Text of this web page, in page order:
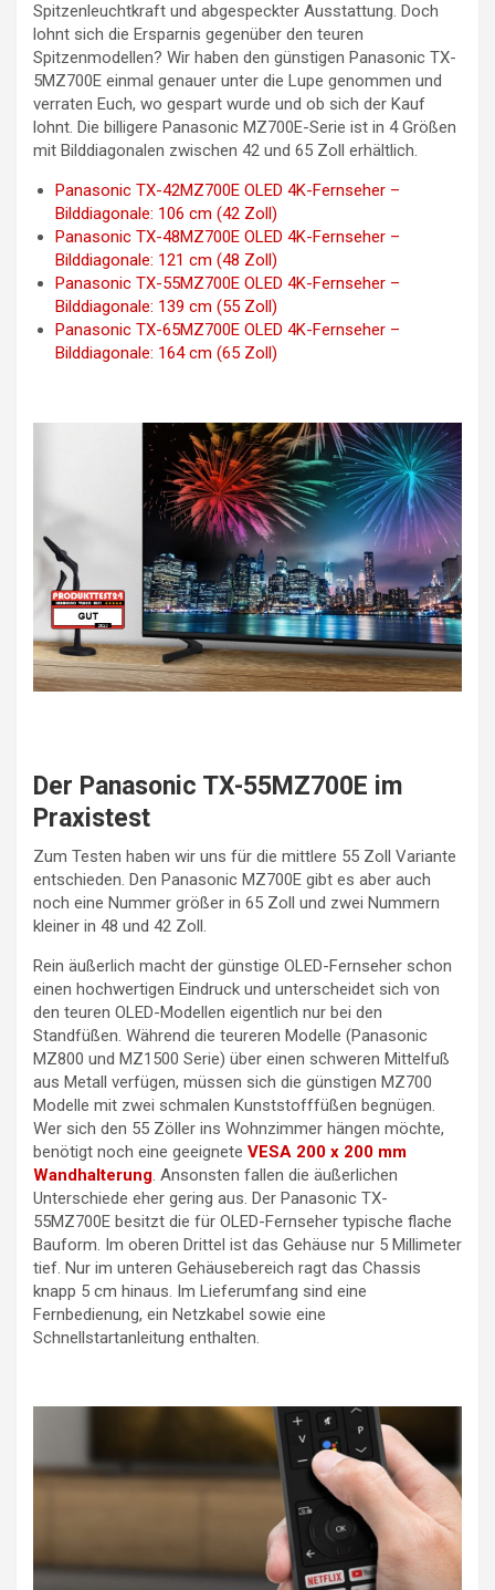
Spitzenleuchtkraft und abgespeckter Ausstattung. Doch
lohnt sich die Ersparnis gegenüber den teuren
Spitzenmodellen? Wir haben den günstigen Panasonic TX-
5MZ700E einmal genauer unter die Lupe genommen und
verraten Euch, wo gespart wurde und ob sich der Kauf
lohnt. Die billigere Panasonic MZ700E-Serie ist in 4 Größen
mit Bilddiagonalen zwischen 42 und 65 Zoll erhältlich.
Panasonic TX-42MZ700E OLED 4K-Fernseher –
Bilddiagonale: 106 cm (42 Zoll)
Panasonic TX-48MZ700E OLED 4K-Fernseher –
Bilddiagonale: 121 cm (48 Zoll)
Panasonic TX-55MZ700E OLED 4K-Fernseher –
Bilddiagonale: 139 cm (55 Zoll)
Panasonic TX-65MZ700E OLED 4K-Fernseher –
Bilddiagonale: 164 cm (65 Zoll)
Der Panasonic TX-55MZ700E im
Praxistest
Zum Testen haben wir uns für die mittlere 55 Zoll Variante
entschieden. Den Panasonic MZ700E gibt es aber auch
noch eine Nummer größer in 65 Zoll und zwei Nummern
kleiner in 48 und 42 Zoll.
Rein äußerlich macht der günstige OLED-Fernseher schon
einen hochwertigen Eindruck und unterscheidet sich von
den teuren OLED-Modellen eigentlich nur bei den
Standfüßen. Während die teureren Modelle (Panasonic
MZ800 und MZ1500 Serie) über einen schweren Mittelfuß
aus Metall verfügen, müssen sich die günstigen MZ700
Modelle mit zwei schmalen Kunststofffüßen begnügen.
Wer sich den 55 Zöller ins Wohnzimmer hängen möchte,
benötigt noch eine geeignete VESA 200 x 200 mm
Wandhalterung. Ansonsten fallen die äußerlichen
Unterschiede eher gering aus. Der Panasonic TX-
55MZ700E besitzt die für OLED-Fernseher typische flache
Bauform. Im oberen Drittel ist das Gehäuse nur 5 Millimeter
tief. Nur im unteren Gehäusebereich ragt das Chassis
knapp 5 cm hinaus. Im Lieferumfang sind eine
Fernbedienung, ein Netzkabel sowie eine
Schnellstartanleitung enthalten.